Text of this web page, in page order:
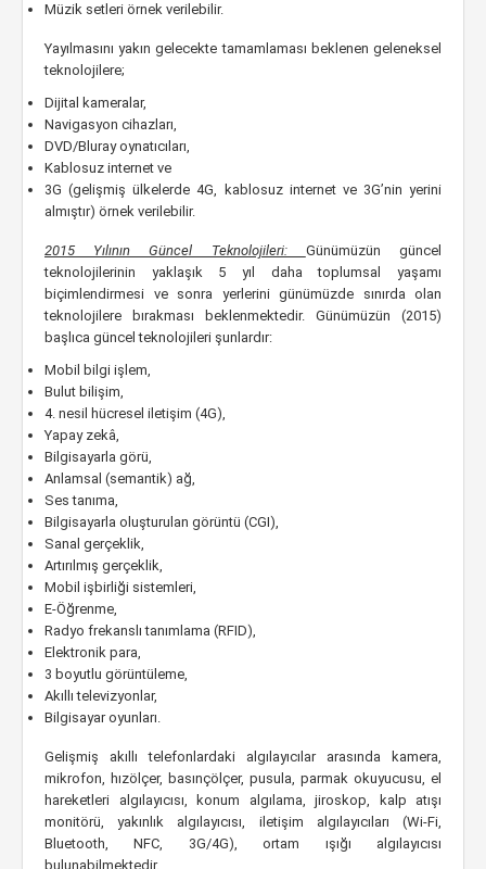
Müzik setleri örnek verilebilir.
Yayılmasını yakın gelecekte tamamlaması beklenen geleneksel
teknolojilere;
Dijital kameralar,
Navigasyon cihazları,
DVD/Bluray oynatıcıları,
Kablosuz internet ve
3G (gelişmiş ülkelerde 4G, kablosuz internet ve 3G’nin yerini
almıştır) örnek verilebilir.
2015 Yılının Güncel Teknolojileri: Günümüzün güncel
teknolojilerinin yaklaşık 5 yıl daha toplumsal yaşamı
biçimlendirmesi ve sonra yerlerini günümüzde sınırda olan
teknolojilere bırakması beklenmektedir. Günümüzün (2015)
başlıca güncel teknolojileri şunlardır:
Mobil bilgi işlem,
Bulut bilişim,
4. nesil hücresel iletişim (4G),
Yapay zekâ,
Bilgisayarla görü,
Anlamsal (semantik) ağ,
Ses tanıma,
Bilgisayarla oluşturulan görüntü (CGI),
Sanal gerçeklik,
Artırılmış gerçeklik,
Mobil işbirliği sistemleri,
E-Öğrenme,
Radyo frekanslı tanımlama (RFID),
Elektronik para,
3 boyutlu görüntüleme,
Akıllı televizyonlar,
Bilgisayar oyunları.
Gelişmiş akıllı telefonlardaki algılayıcılar arasında kamera,
mikrofon, hızölçer, basınçölçer, pusula, parmak okuyucusu, el
hareketleri algılayıcısı, konum algılama, jiroskop, kalp atışı
monitörü, yakınlık algılayıcısı, iletişim algılayıcıları (Wi-Fi,
Bluetooth, NFC, 3G/4G), ortam ışığı algılayıcısı
bulunabilmektedir.